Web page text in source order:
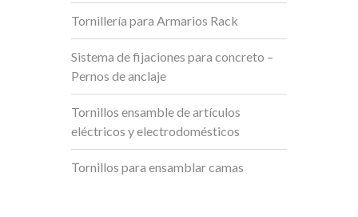
Tornillería para Armarios Rack
Sistema de fijaciones para concreto –
Pernos de anclaje
Tornillos ensamble de artículos
eléctricos y electrodomésticos
Tornillos para ensamblar camas